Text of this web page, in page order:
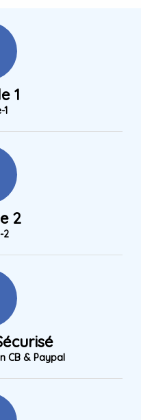
1
1
2
2
CB & Paypal